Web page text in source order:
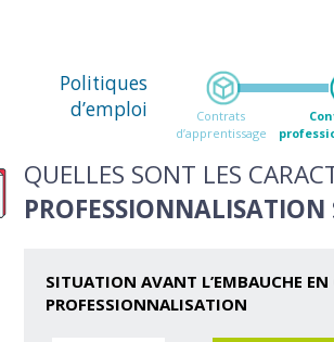
Politiques
d’emploi
Contrats
d’apprentissage
QUELLES SONT LES
PROFESSIONNALISATION
SITUATION AVANT L’EMBAUCHE EN
PROFESSIONNALISATION